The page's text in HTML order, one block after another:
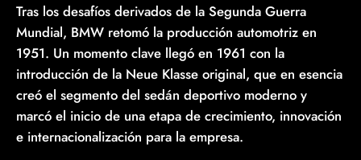
Tras los desafíos derivados de la Segunda Guerra
Mundial, BMW retomó la producción automotriz en
1951. Un momento clave llegó en 1961 con la
introducción de la Neue Klasse original, que en esencia
creó el segmento del sedán deportivo moderno y
marcó el inicio de una etapa de crecimiento, innovación
e internacionalización para la empresa.